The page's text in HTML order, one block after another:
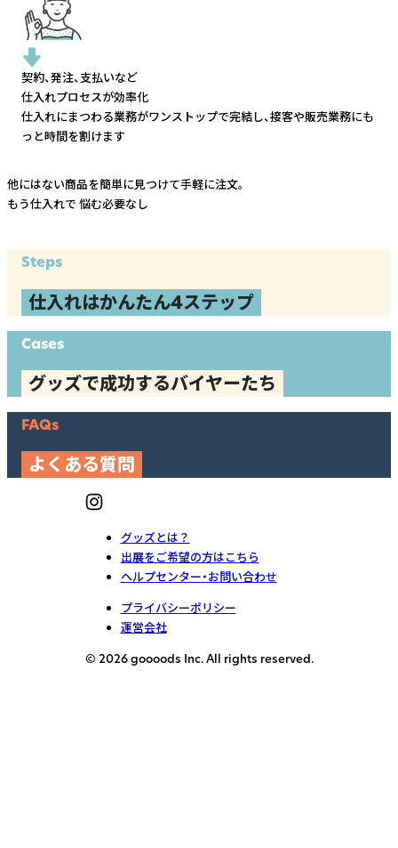
契約、発注、支払いなど
仕入れプロセスが効率化
仕入れにまつわる業務がワンストップで完結し、接客や販売業務にも
っと時間を割けます
他にはない商品を簡単に見つけて手軽に注文。
もう仕入れで 悩む必要なし
Steps
仕入れはかんたん4ステップ
Cases
グッズで成功するバイヤーたち
FAQs
よくある質問
グッズとは？
出展をご希望の方はこちら
ヘルプセンター・お問い合わせ
プライバシーポリシー
運営会社
© 2026 goooods Inc. All rights reserved.